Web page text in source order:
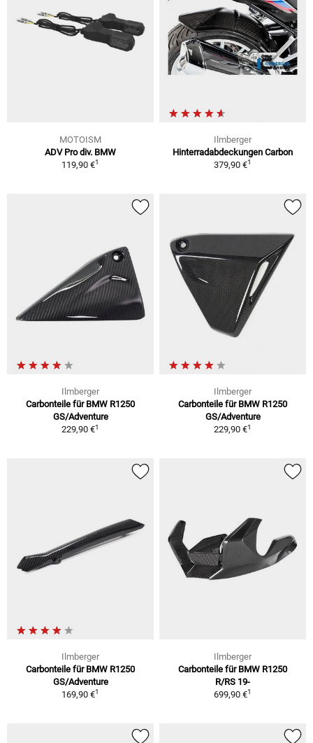
MOTOISM
ADV Pro div. BMW
119,90 €1
Ilmberger
Hinterradabdeckungen Carbon
379,90 €1
Ilmberger
Carbonteile für BMW R1250
GS/Adventure
229,90 €1
Ilmberger
Carbonteile für BMW R1250
GS/Adventure
229,90 €1
Ilmberger
Carbonteile für BMW R1250
GS/Adventure
169,90 €1
Ilmberger
Carbonteile für BMW R1250
R/RS 19-
699,90 €1